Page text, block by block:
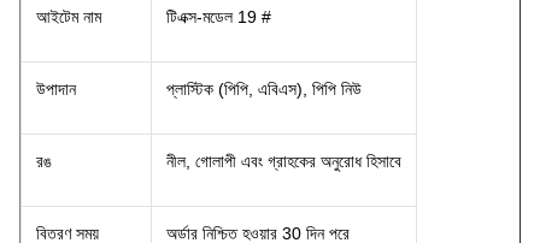
আইটেম নাম টিএক্স-মডেল 19 #
উপাদান প্লাস্টিক (পিপি, এবিএস), পিপি নিউ
রঙ নীল, গোলাপী এবং গ্রাহকের অনুরোধ হিসাবে
বিতরণ সময় অর্ডার নিশ্চিত হওয়ার 30 দিন পরে